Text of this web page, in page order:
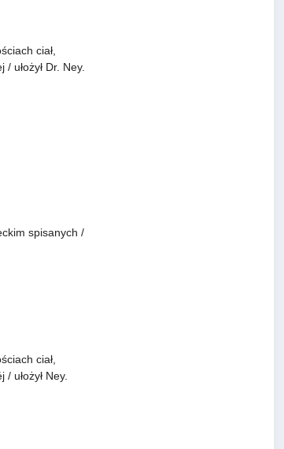
ciał,
ułożył Dr. Ney.
spisanych /
ciał,
ułożył Ney.